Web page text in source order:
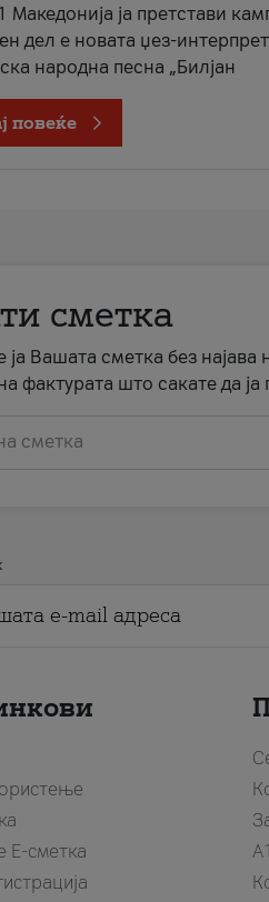
Македонија ја претстави
дел е новата џез-
народна песна „Билјан
повеќе
сметка
ја Вашата сметка без
фактурата што сакате да ја
сметка
Е-сметка